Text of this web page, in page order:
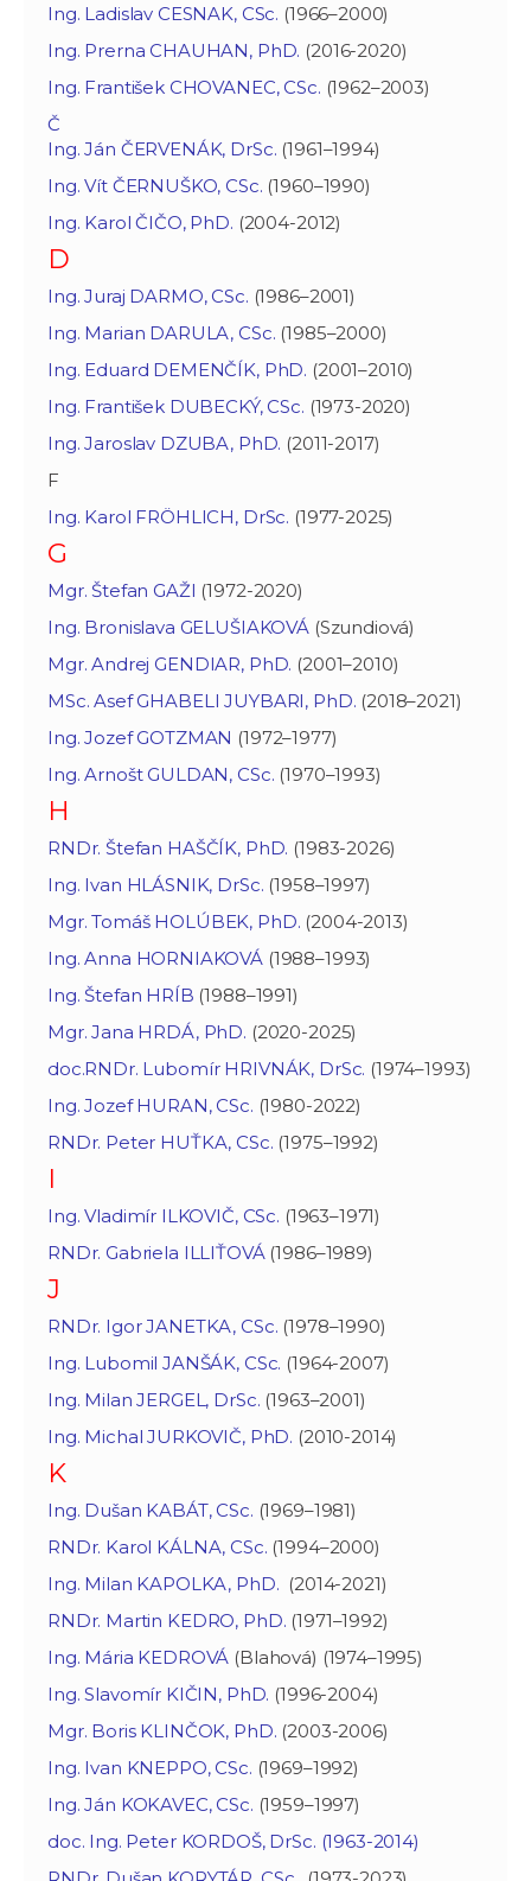
Ing. Ladislav CESNAK, CSc. (1966–2000)
Ing. Prerna CHAUHAN, PhD. (2016-2020)
Ing. František CHOVANEC, CSc. (1962–2003)
Č
Ing. Ján ČERVENÁK, DrSc. (1961–1994)
Ing. Vít ČERNUŠKO, CSc. (1960–1990)
Ing. Karol ČIČO, PhD. (2004-2012)
D
Ing. Juraj DARMO, CSc. (1986–2001)
Ing. Marian DARULA, CSc. (1985–2000)
Ing. Eduard DEMENČÍK, PhD. (2001–2010)
Ing. František DUBECKÝ, CSc. (1973-2020)
Ing. Jaroslav DZUBA, PhD. (2011-2017)
F
Ing. Karol FRÖHLICH, DrSc. (1977-2025)
G
Mgr. Štefan GAŽI (1972-2020)
Ing. Bronislava GELUŠIAKOVÁ(Szundiová)
Mgr. Andrej GENDIAR, PhD. (2001–2010)
MSc. Asef GHABELI JUYBARI, PhD. (2018–2021)
Ing. Jozef GOTZMAN (1972–1977)
Ing. Arnošt GULDAN, CSc. (1970–1993)
H
RNDr. Štefan HAŠČÍK, PhD. (1983-2026)
Ing. Ivan HLÁSNIK, DrSc. (1958–1997)
Mgr. Tomáš HOLÚBEK, PhD. (2004-2013)
Ing. Anna HORNIAKOVÁ (1988–1993)
Ing. Štefan HRÍB (1988–1991)
Mgr. Jana HRDÁ, PhD. (2020-2025)
doc.RNDr. Lubomír HRIVNÁK, DrSc. (1974–1993)
Ing. Jozef HURAN, CSc. (1980-2022)
RNDr. Peter HUŤKA, CSc. (1975–1992)
I
Ing. Vladimír ILKOVIČ, CSc. (1963–1971)
RNDr. Gabriela ILLIŤOVÁ(1986–1989)
J
RNDr. Igor JANETKA, CSc. (1978–1990)
Ing. Lubomil JANŠÁK, CSc. (1964-2007)
Ing. Milan JERGEL, DrSc. (1963–2001)
Ing. Michal JURKOVIČ, PhD. (2010-2014)
K
Ing. Dušan KABÁT, CSc. (1969–1981)
RNDr. Karol KÁLNA, CSc. (1994–2000)
Ing. Milan KAPOLKA, PhD. (2014-2021)
RNDr. Martin KEDRO, PhD. (1971–1992)
Ing. Mária KEDROVÁ (Blahová) (1974–1995)
Ing. Slavomír KIČIN, PhD. (1996-2004)
Mgr. Boris KLINČOK, PhD. (2003-2006)
Ing. Ivan KNEPPO, CSc. (1969–1992)
Ing. Ján KOKAVEC, CSc. (1959–1997)
doc. Ing. Peter KORDOŠ, DrSc. (1963-2014)